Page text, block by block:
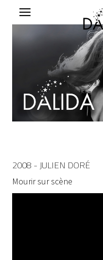
2008 - JULIEN DORÉ
Mourir sur scène